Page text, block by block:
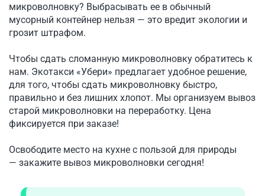
микроволновку? Выбрасывать ее в обычный
мусорный контейнер нельзя — это вредит экологии и
грозит штрафом.
Чтобы сдать сломанную микроволновку обратитесь к
нам. Экотакси «Убери» предлагает удобное решение,
для того, чтобы сдать микроволновку быстро,
правильно и без лишних хлопот. Мы организуем вывоз
старой микроволновки на переработку. Цена
фиксируется при заказе!
Освободите место на кухне с пользой для природы
— закажите вывоз микроволновки сегодня!